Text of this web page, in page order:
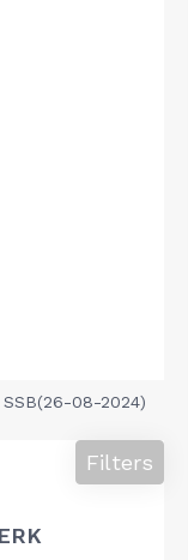
SSB(26-08-2024)
Filters